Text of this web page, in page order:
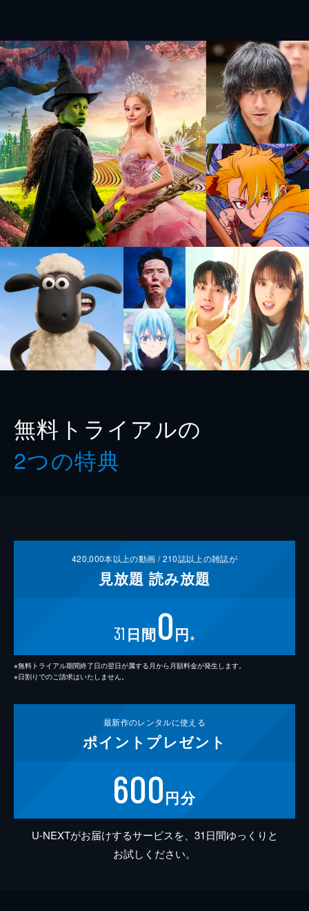
無料トライアルの
2つの特典
420,000本以上の動画 /210誌以上の雑誌が
見放題 読み放題
31 日間0円 ※
※無料トライアル期間終了日の翌日が属する月から月額料金が発生します。
※日割りでのご請求はいたしません。
最新作のレンタルに使える
ポイント プレゼント
600円分
U-NEXTがお届けするサービスを、31日間ゆっくりと
お試しください。